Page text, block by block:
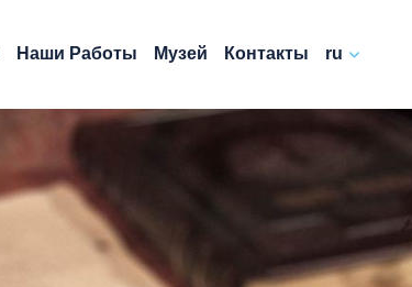
Наши Работы Музей Контакты ru